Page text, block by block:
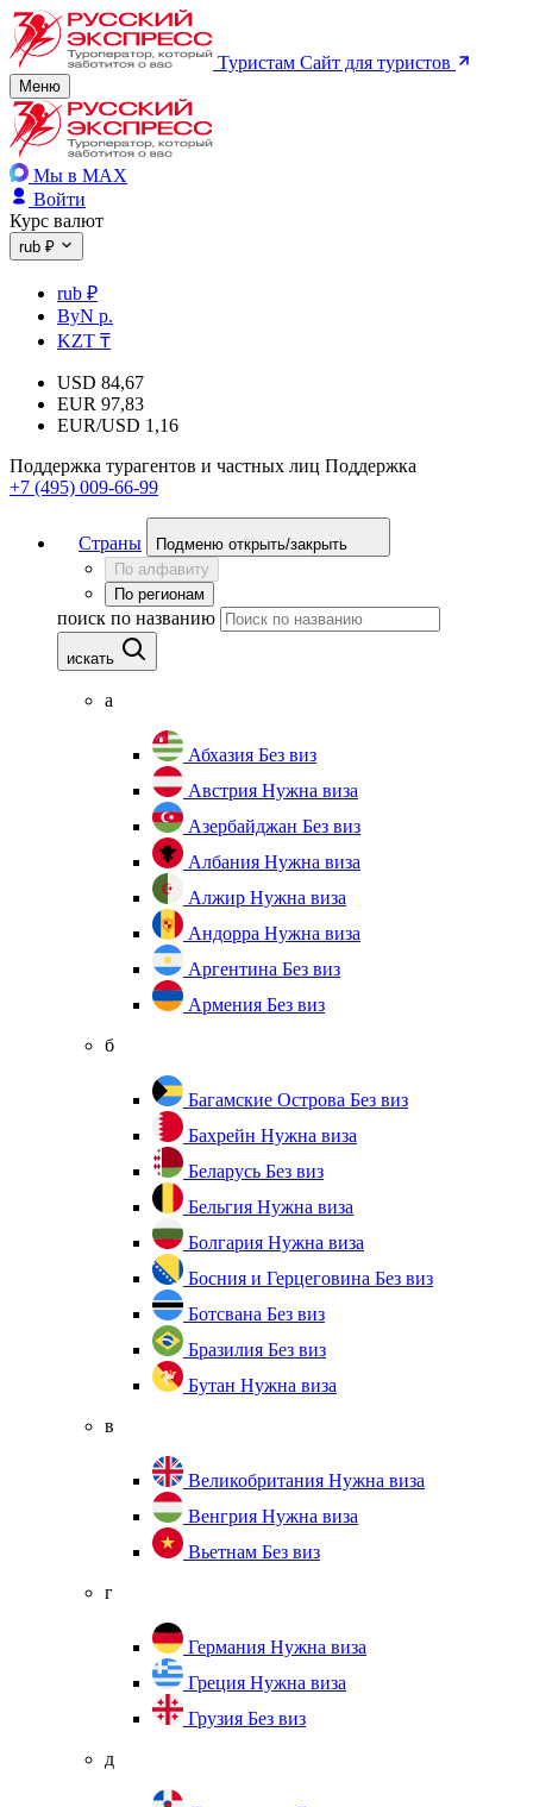
Туристам Сайт для туристов
Меню
Мы в MAX
Войти
Курс валют
rub ₽
rub ₽
ByN р.
KZT ₸
USD 84,67
EUR 97,83
EUR/USD 1,16
Поддержка турагентов и частных лиц Поддержка
+7 (495) 009-66-99
Страны
Подменю открыть/закрыть
По алфавиту
По регионам
поиск по названию
искать
а
Абхазия Без виз
Австрия Нужна виза
Азербайджан Без виз
Албания Нужна виза
Алжир Нужна виза
Андорра Нужна виза
Аргентина Без виз
Армения Без виз
б
Багамские Острова Без виз
Бахрейн Нужна виза
Беларусь Без виз
Бельгия Нужна виза
Болгария Нужна виза
Босния и Герцеговина Без виз
Ботсвана Без виз
Бразилия Без виз
Бутан Нужна виза
в
Великобритания Нужна виза
Венгрия Нужна виза
Вьетнам Без виз
г
Германия Нужна виза
Греция Нужна виза
Грузия Без виз
д